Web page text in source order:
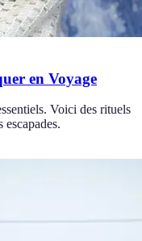
en Voyage
Voici des rituels